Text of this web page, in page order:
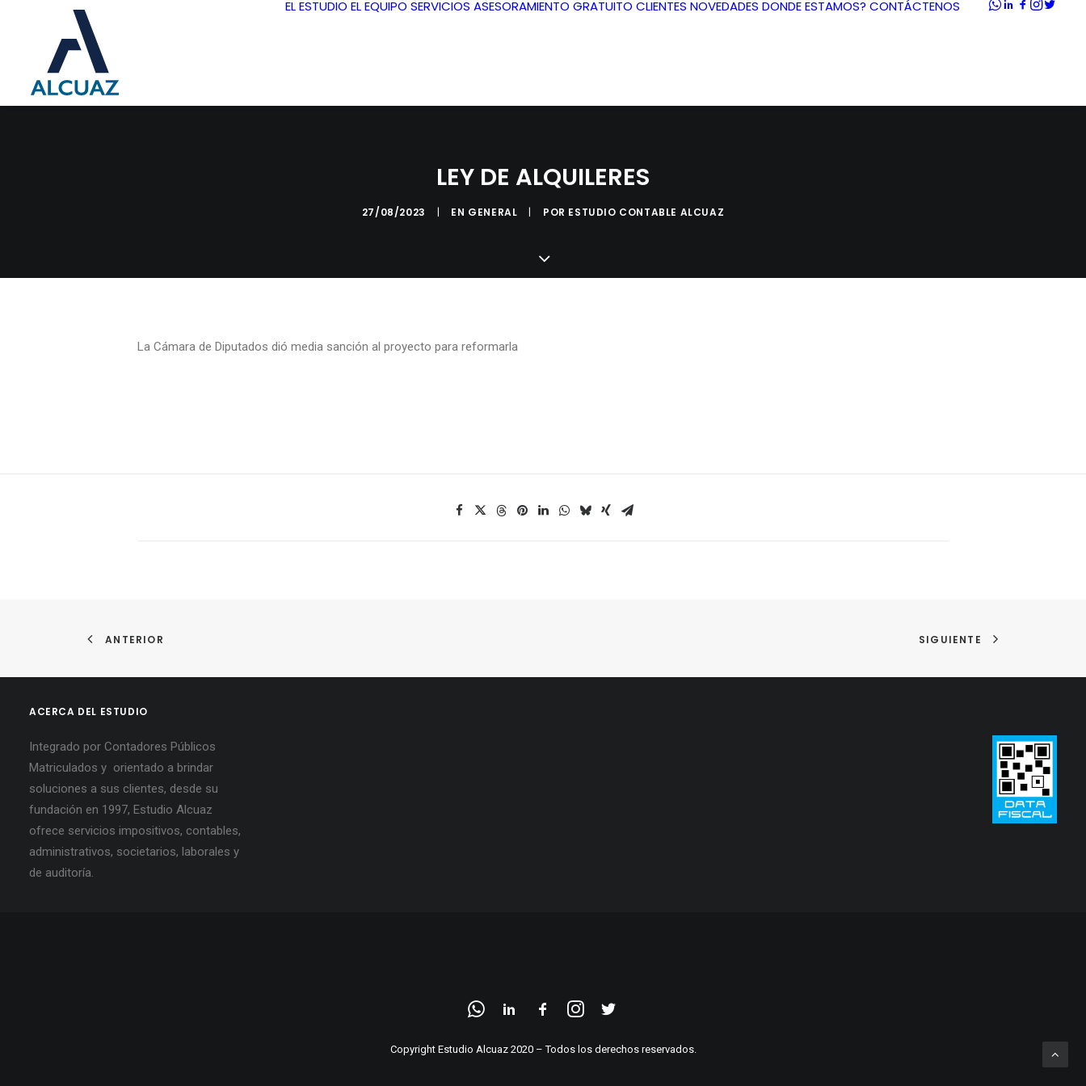
EL ESTUDIO EL EQUIPO SERVICIOS ASESORAMIENTO GRATUITO CLIENTES NOVEDADES DONDE ESTAMOS? CONTÁCTENOS
LEY DE ALQUILERES
27/08/2023 | EN GENERAL | POR ESTUDIO CONTABLE ALCUAZ
La Cámara de Diputados dió media sanción al proyecto para reformarla
ANTERIOR SIGUIENTE
ACERCA DEL ESTUDIO
Integrado por Contadores Públicos
Matriculados y orientado a brindar
soluciones a sus clientes, desde su
fundación en 1997, Estudio Alcuaz
ofrece servicios impositivos, contables,
administrativos, societarios, laborales y
de auditoría.
Copyright Estudio Alcuaz 2020 – Todos los derechos reservados.